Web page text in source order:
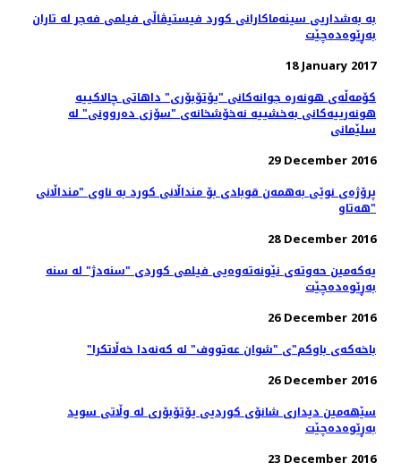
بە بەشداریی سینەماکارانی کورد فیستیڤاڵی فیلمی فەجر لە تاران
بەڕێوەدەچێت
18 January 2017
کۆمه‌ڵه‌ی هونه‌ره ‌جوانه‌کانی "یۆتۆبۆری" داهاتی چالاکییه‌
هونه‌رییه‌کانی به‌خشییه‌ نه‌خۆشخانه‌ی "سۆزی ده‌روونی" له
سلێمانی
29 December 2016
پرۆژەی نوێی بەھمەن قوبادی بۆ منداڵانی کورد بە ناوی "منداڵانی
ھەتاو"
28 December 2016
یەکەمین حەوتەی نێونەتەوەیی فیلمی کوردی "سنەدژ" لە سنە
بەڕێوەدەچێت
26 December 2016
"باخەکەی باوکم"ی "شوان عەتووف" لە کەنەدا خەڵاتکرا
26 December 2016
سێهەمین دیداری شانۆی کوردیی یۆتۆبۆری لە وڵاتی سوید
به‌ڕێوه‌ده‌چێت
23 December 2016